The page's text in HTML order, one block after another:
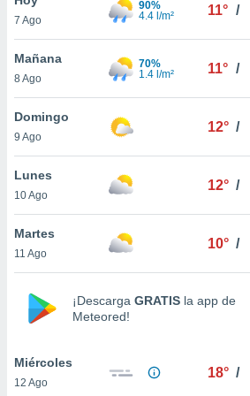
en
más
nuestra
de
aceptar
de
7 Ago
90%
4.4 l/m²
11° /
Mañana
8 Ago
70%
1.4 l/m²
11° /
Domingo
9 Ago
12° /
Lunes
10 Ago
12° /
Martes
11 Ago
10° /
¡Descarga GRATIS la app de
Meteored!
Miércoles
12 Ago
18° /